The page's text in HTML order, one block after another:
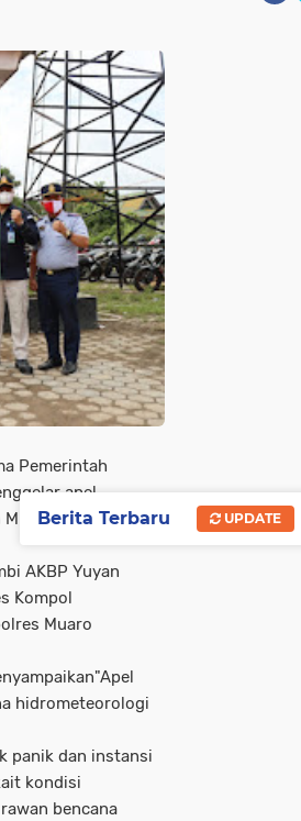
Pemerintah
apel
Muaro Jambi,
AKBP Yuyan
Kompol
Muaro
hidrometeorologi
panik dan instansi
kondisi
bencana
Berita Terbaru UPDATE